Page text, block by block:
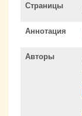
Страницы
Аннотация
Авторы